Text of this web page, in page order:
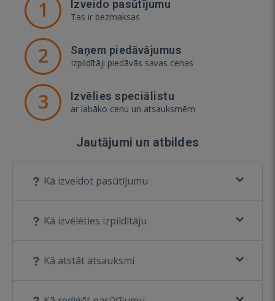
1 Izveido pasūtījumu
Tas ir bezmaksas
2 Saņem piedāvājumus
Izpildītāji piedāvās savas cenas
3 Izvēlies speciālistu
ar labāko cenu un atsauksmēm
Jautājumi un atbildes
Kā izveidot pasūtījumu
Kā izvēlēties izpildītāju
Kā atstāt atsauksmi